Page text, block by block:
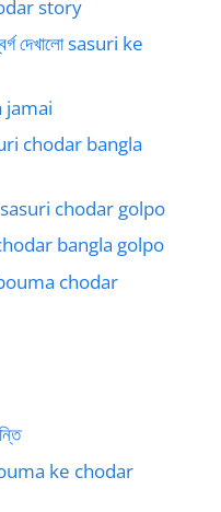
story
দেখালো sasuri ke
jamai
chodar bangla
sasuri chodar golpo
chodar bangla golpo
bouma chodar
bouma ke chodar